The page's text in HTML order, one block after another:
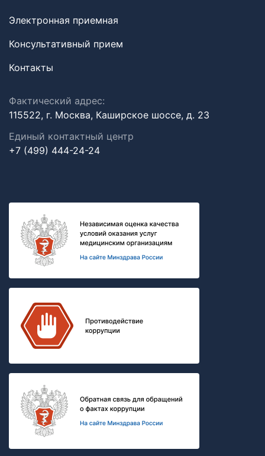
Электронная приемная
Консультативный прием
Контакты
Фактический адрес:
115522, г. Москва, Каширское шоссе, д. 23
Единый контактный центр
+7 (499) 444-24-24